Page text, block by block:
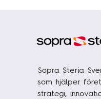
Sopra Steria
som hjälper
strategi,